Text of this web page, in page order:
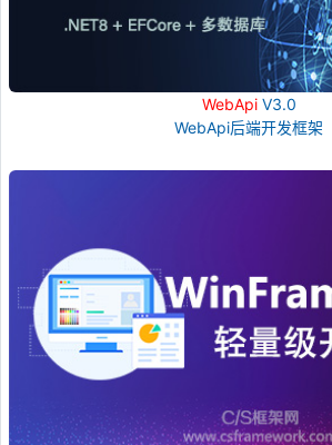
WebApiV3.0
WebApi后端开发框架